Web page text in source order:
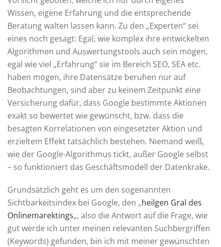
Wissen, eigene Erfahrung und die entsprechende
Beratung walten lassen kann. Zu den „Experten“ sei
eines noch gesagt: Egal, wie komplex ihre entwickelten
Algorithmen und Auswertungstools auch sein mögen,
egal wie viel „Erfahrung“ sie im Bereich SEO, SEA etc.
haben mögen, ihre Datensätze beruhen nur auf
Beobachtungen, sind aber zu keinem Zeitpunkt eine
Versicherung dafür, dass Google bestimmte Aktionen
exakt so bewertet wie gewünscht, bzw. dass die
besagten Korrelationen von eingesetzter Aktion und
erzieltem Effekt tatsächlich bestehen. Niemand weiß,
wie der Google-Algorithmus tickt, außer Google selbst
– so funktioniert das Geschäftsmodell der Datenkrake.
Grundsätzlich geht es um den sogenannten
Sichtbarkeitsindex bei Google, den „heilgen Gral des
Onlinemarektings„, also die Antwort auf die Frage, wie
gut werde ich unter meinen relevanten Suchbergriffen
(Keywords) gefunden, bin ich mit meiner gewünschten